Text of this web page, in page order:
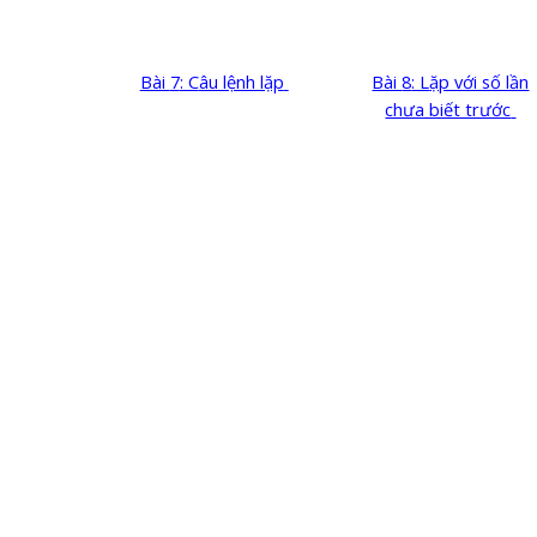
Bài 7: Câu lệnh lặp Bài8: Lặp với số lần
chưa biết trước